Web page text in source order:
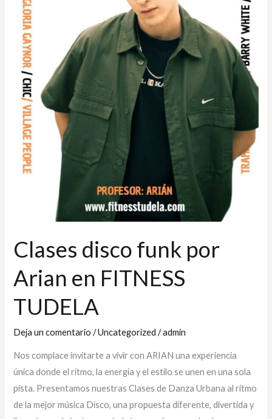
Clases disco funk por
Arian en FITNESS
TUDELA
Deja un comentario /Uncategorized /admin
Nos complace invitarte a vivir con ARIAN una experiencia
única donde el ritmo, la energía y el estilo se unen en una sola
pista. Presentamos nuestras Clases de Danza Urbana al ritmo
de la mejor música Disco, una propuesta diferente, divertida y